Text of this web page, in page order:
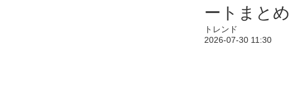
ートまとめ
トレンド
2026-07-30 11:30